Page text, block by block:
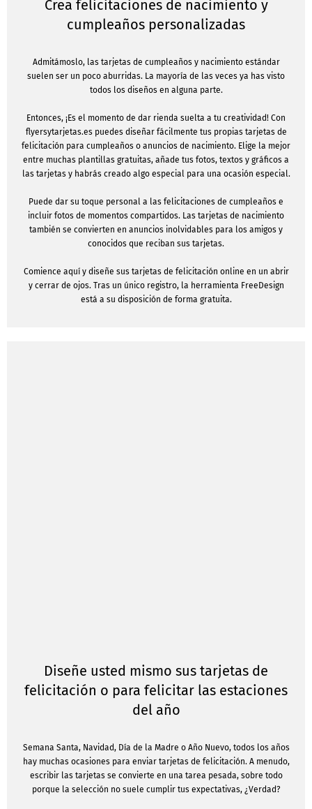
Crea felicitaciones de nacimiento y
cumpleaños personalizadas
Admitámoslo, las tarjetas de cumpleaños y nacimiento estándar
suelen ser un poco aburridas. La mayoría de las veces ya has visto
todos los diseños en alguna parte.
Entonces, ¡Es el momento de dar rienda suelta a tu creatividad! Con
flyersytarjetas.es puedes diseñar fácilmente tus propias tarjetas de
felicitación para cumpleaños o anuncios de nacimiento. Elige la mejor
entre muchas plantillas gratuitas, añade tus fotos, textos y gráficos a
las tarjetas y habrás creado algo especial para una ocasión especial.
Puede dar su toque personal a las felicitaciones de cumpleaños e
incluir fotos de momentos compartidos. Las tarjetas de nacimiento
también se convierten en anuncios inolvidables para los amigos y
conocidos que reciban sus tarjetas.
Comience aquí y diseñe sus tarjetas de felicitación online en un abrir
y cerrar de ojos. Tras un único registro, la herramienta FreeDesign
está a su disposición de forma gratuita.
Diseñe usted mismo sus tarjetas de
felicitación o para felicitar las estaciones
del año
Semana Santa, Navidad, Día de la Madre o Año Nuevo, todos los años
hay muchas ocasiones para enviar tarjetas de felicitación. A menudo,
escribir las tarjetas se convierte en una tarea pesada, sobre todo
porque la selección no suele cumplir tus expectativas, ¿Verdad?